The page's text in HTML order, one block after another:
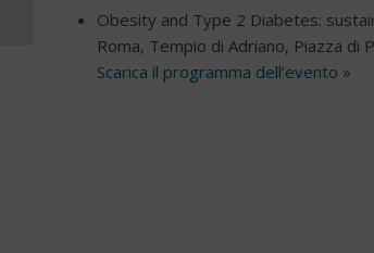
Obesity and Type 2 Diabetes:
Roma, Tempio di Adriano, Piazza di
Scarica il programma dell’evento »